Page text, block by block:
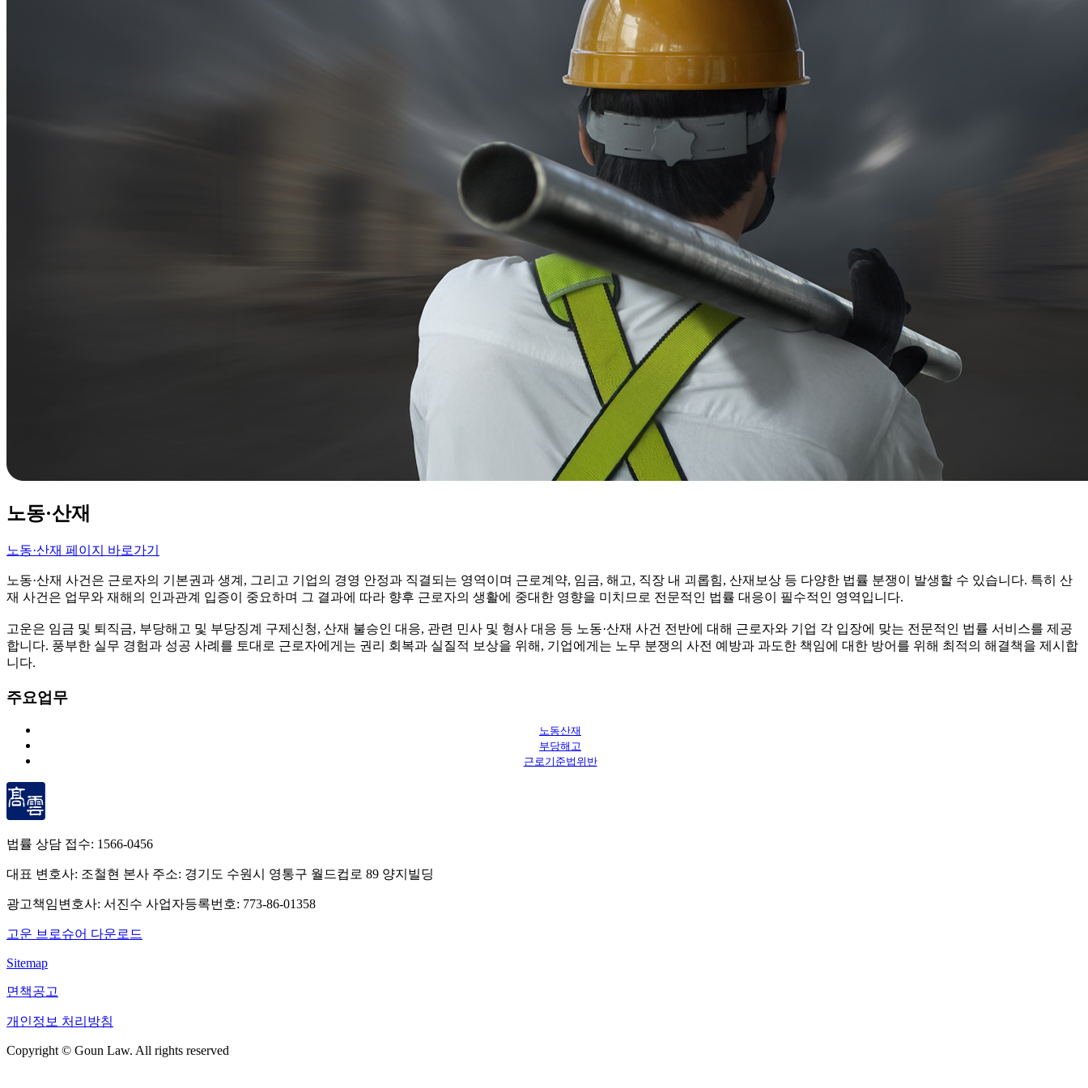
노동·산재
노동·산재 페이지 바로가기
노동·산재 사건은 근로자의 기본권과 생계, 그리고 기업의 경영 안정과 직결되는 영역이며 근로계약, 임금, 해고, 직장 내 괴롭힘, 산재보상 등 다양한 법률 분쟁이 발생할 수 있습니다. 특히 산
재 사건은 업무와 재해의 인과관계 입증이 중요하며 그 결과에 따라 향후 근로자의 생활에 중대한 영향을 미치므로 전문적인 법률 대응이 필수적인 영역입니다.
고운은 임금 및 퇴직금, 부당해고 및 부당징계 구제신청, 산재 불승인 대응, 관련 민사 및 형사 대응 등 노동·산재 사건 전반에 대해 근로자와 기업 각 입장에 맞는 전문적인 법률 서비스를 제공
합니다. 풍부한 실무 경험과 성공 사례를 토대로 근로자에게는 권리 회복과 실질적 보상을 위해, 기업에게는 노무 분쟁의 사전 예방과 과도한 책임에 대한 방어를 위해 최적의 해결책을 제시합
니다.
주요업무
노동산재
부당해고
근로기준법위반
법률 상담 접수: 1566-0456
대표 변호사: 조철현 본사 주소: 경기도 수원시 영통구 월드컵로 89 양지빌딩
광고책임변호사: 서진수 사업자등록번호: 773-86-01358
고운 브로슈어 다운로드
Sitemap
면책공고
개인정보 처리방침
Copyright © Goun Law. All rights reserved